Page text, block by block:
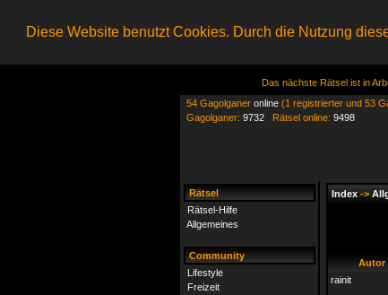
Diese Website benutzt Cookies. Durch die Nutzung
Das nächste Rätsel ist in
54 Gagolganer online (1 registrierter und 53
Gagolganer: 9732 Rätsel online: 9498
Rätsel
Rätsel-Hilfe
Allgemeines
Community
Lifestyle
Freizeit
Index ->
Autor
rainit